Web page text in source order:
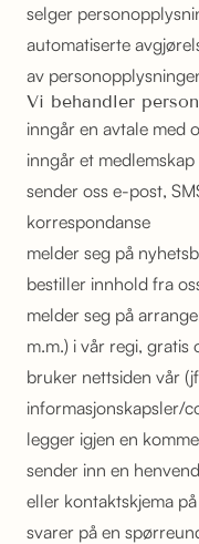
selger
automatiserte
av
Vi behandler
inngår en avtale med
inngår et medlemskap
sender oss e-post,
korrespondanse
melder seg på
bestiller innhold fra
melder seg på
m.m.) i vår regi, gratis
bruker nettsiden vår
informasjonskapsler/
legger igjen en
sender inn en
eller kontaktskjema
svarer på en